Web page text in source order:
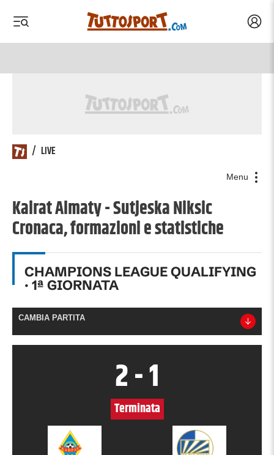
/ LIVE
Menu
Kairat Almaty - Sutjeska Niksic
Cronaca, formazioni e statistiche
CHAMPIONS LEAGUE QUALIFYING
· 1ª GIORNATA
CAMBIA PARTITA
2-1
Terminata